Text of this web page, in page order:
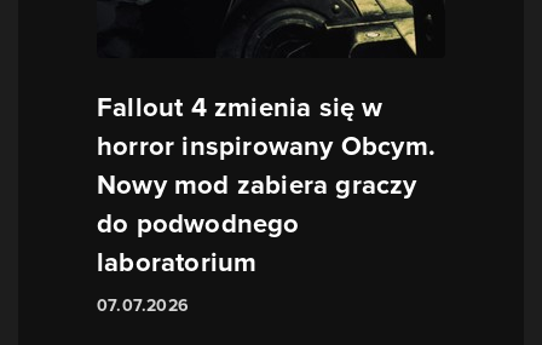
Fallout 4 zmienia się w
horror inspirowany Obcym.
Nowy mod zabiera graczy
do podwodnego
laboratorium
07.07.2026